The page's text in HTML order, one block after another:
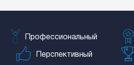
Профессиональный
Перспективный